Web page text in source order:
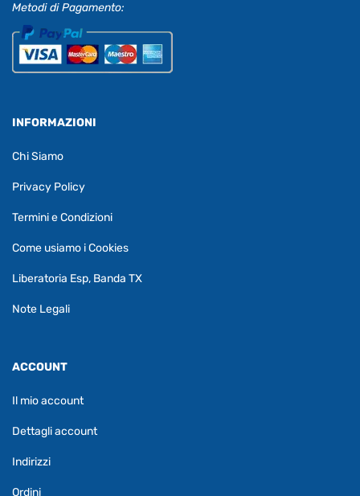
Metodi di Pagamento:
INFORMAZIONI
Chi Siamo
Privacy Policy
Termini e Condizioni
Come usiamo i Cookies
Liberatoria Esp, Banda TX
Note Legali
ACCOUNT
Il mio account
Dettagli account
Indirizzi
Ordini